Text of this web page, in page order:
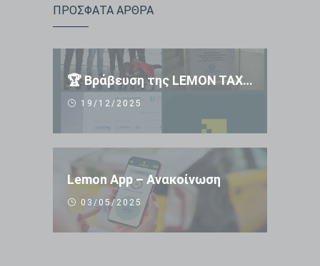
ΠΡΟΣΦΑΤΑ ΑΡΘΡΑ
🏆 Βράβευση της LEMON TAXI APP 🏆
19/12/2025
Lemon App – Ανακοίνωση
03/05/2025